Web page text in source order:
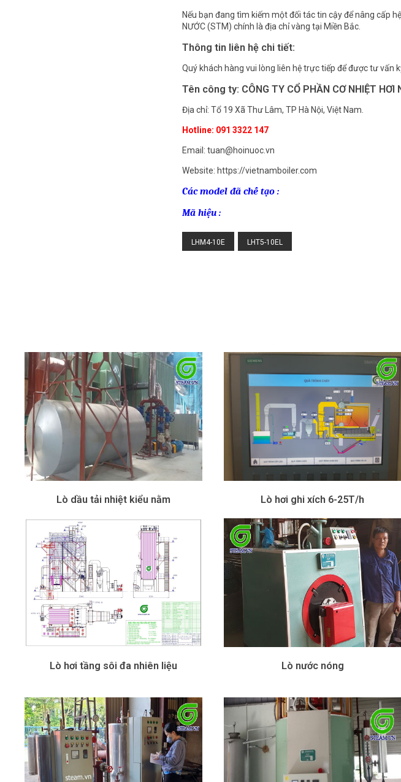
Nếu bạn đang tìm kiếm một đối tác tin cậy để nâng cấp
NƯỚC (STM) chính là địa chỉ vàng tại Miền Bắc.
Thông tin liên hệ chi tiết:
Quý khách hàng vui lòng liên hệ trực tiếp để được tư vấn
Tên công ty: CÔNG TY CỔ PHẦN CƠ NHIỆT HƠI
Địa chỉ: Tổ 19 Xã Thư Lâm, TP Hà Nội, Việt Nam.
Hotline: 091 3322 147
Email: tuan@hoinuoc.vn
Website: https://vietnamboiler.com
Các model đã chế tạo :
Mã hiệu :
LHM4-10E LHT5-10EL
Lò dầu tải nhiệt kiểu nằm Lò hơi ghi xích 6-25T/h
Lò hơi tầng sôi đa nhiên liệu Lò nước nóng